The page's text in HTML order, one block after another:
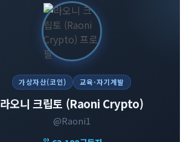
가상자산(코인) 교육·자기계발
라오니 크립토 (Raoni Crypto)
@Raoni1